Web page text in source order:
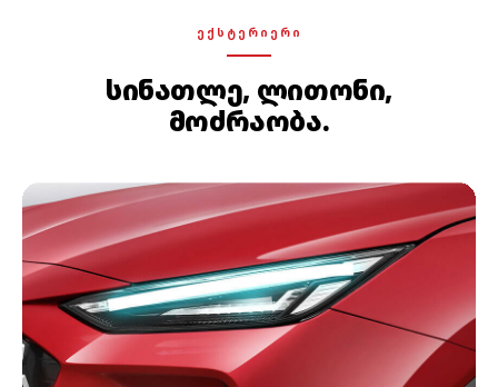
ᲔᲥᲡᲢᲔᲠᲘᲔᲠᲘ
სინათლე, ლითონი,
მოძრაობა.